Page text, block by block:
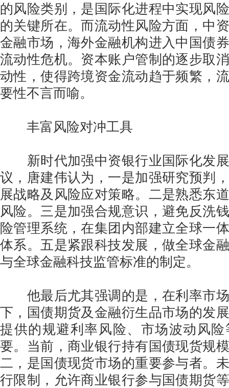
的风险类别，是国际化进程中实现风
的关键所在。而流动性风险方面，中
金融市场，海外金融机构进入中国债
流动性危机。资本账户管制的逐步取
动性，使得跨境资金流动趋于频繁，
要性不言而喻。
丰富风险对冲工具
新时代加强中资银行业国际化发展
议，唐建伟认为，一是加强研究预判
展战略及风险应对策略。二是熟悉东
风险。三是加强合规意识，避免反洗
险管理系统，在集团内部建立全球一
体系。五是紧跟科技发展，做全球金
与全球金融科技监管标准的制定。
他最后尤其强调的是，在利率市场
下，国债期货及金融衍生品市场的发
提供的规避利率风险、市场波动风
要。当前，商业银行持有国债现货规
二，是国债现货市场的重要参与者。
行限制，允许商业银行参与国债期货